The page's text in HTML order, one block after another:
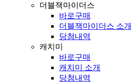
더블잭마이더스
바로구매
더블잭마이더스 소개
당첨내역
캐치미
바로구매
캐치미 소개
당첨내역